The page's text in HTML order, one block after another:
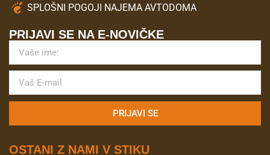
SPLOŠNI POGOJI NAJEMA AVTODOMA
PRIJAVI SE NA E-NOVIČKE
PRIJAVI SE
OSTANI Z NAMI V STIKU